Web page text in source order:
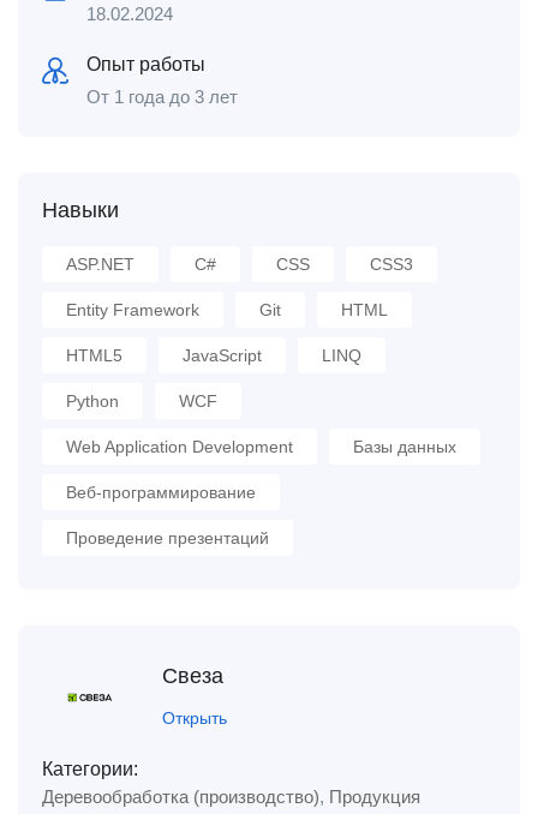
18.02.2024
Опыт работы
От 1 года до 3 лет
Навыки
ASP.NET C# CSS CSS3
Entity Framework Git HTML
HTML5 JavaScript LINQ
Python WCF
Web Application Development Базы данных
Веб-программирование
Проведение презентаций
Свеза
Открыть
Категории:
Деревообработка (производство), Продукция